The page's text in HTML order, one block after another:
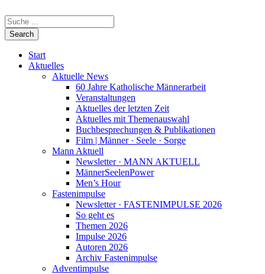
Start
Aktuelles
Aktuelle News
60 Jahre Katholische Männerarbeit
Veranstaltungen
Aktuelles der letzten Zeit
Aktuelles mit Themenauswahl
Buchbesprechungen & Publikationen
Film | Männer · Seele · Sorge
Mann Aktuell
Newsletter · MANN AKTUELL
MännerSeelenPower
Men’s Hour
Fastenimpulse
Newsletter · FASTENIMPULSE 2026
So geht es
Themen 2026
Impulse 2026
Autoren 2026
Archiv Fastenimpulse
Adventimpulse